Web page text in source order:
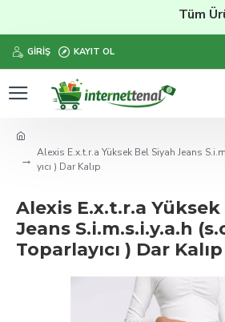
Tüm
GIRIŞ KAYIT OL
Alexis E.x.t.r.a Yüksek Bel Siyah Jeans
yıcı ) Dar Kalıp
Alexis E.x.t.r.a Yüksek
Jeans S.i.m.s.i.y.a.h
Toparlayıcı ) Dar Kalıp